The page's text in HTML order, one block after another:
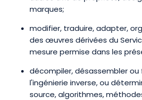
marques;
modifier, traduire, adapter,
des œuvres dérivées du
mesure permise dans les
décompiler, désassembler ou
l'ingénierie inverse, ou
source, algorithmes,